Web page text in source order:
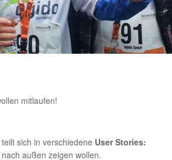
mitlaufen!
sich in verschiedene User Stories:
außen zeigen wollen.